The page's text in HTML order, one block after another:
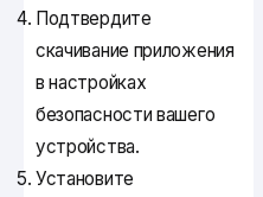
Подтвердите
скачивание приложения
в настройках
безопасности вашего
устройства.
Установите